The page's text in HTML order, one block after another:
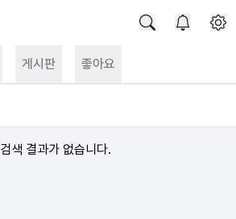
게시판 좋아요
검색 결과가 없습니다.